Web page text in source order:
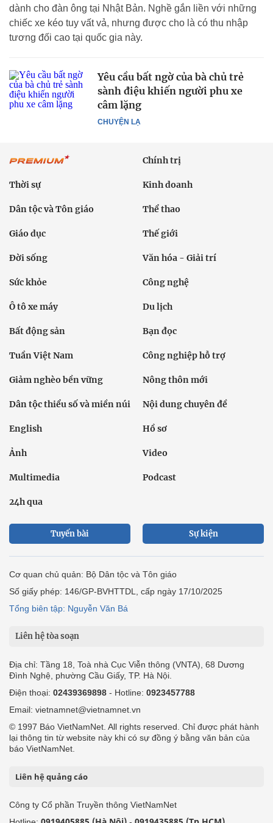
dành cho đàn ông tại Nhật Bản. Nghề gắn liền với những
chiếc xe kéo tuy vất vả, nhưng được cho là có thu nhập
tương đối cao tại quốc gia này.
CHUYỆN LẠ
Yêu cầu bất ngờ của bà chủ trẻ
sành điệu khiến người phu xe
câm lặng
Chính trị
Thời sự Kinh doanh
Dân tộc và Tôn giáo Thể thao
Giáo dục Thế giới
Đời sống Văn hóa - Giải trí
Sức khỏe Công nghệ
Ô tô xe máy Du lịch
Bất động sản Bạn đọc
Tuần Việt Nam Công nghiệp hỗ trợ
Giảm nghèo bền vững Nông thôn mới
Dân tộc thiểu số và miền núi Nội dung chuyên đề
English Hồ sơ
Ảnh Video
Multimedia Podcast
24h qua
Tuyến bài Sự kiện
Cơ quan chủ quản: Bộ Dân tộc và Tôn giáo
Số giấy phép: 146/GP-BVHTTDL, cấp ngày 17/10/2025
Tổng biên tập: Nguyễn Văn Bá
Liên hệ tòa soạn
Địa chỉ: Tầng 18, Toà nhà Cục Viễn thông (VNTA), 68 Dương
Đình Nghệ, phường Cầu Giấy, TP. Hà Nội.
Điện thoại: 02439369898 - Hotline: 0923457788
Email: vietnamnet@vietnamnet.vn
© 1997 Báo VietNamNet. All rights reserved. Chỉ được phát hành
lại thông tin từ website này khi có sự đồng ý bằng văn bản của
báo VietNamNet.
Liên hệ quảng cáo
Công ty Cổ phần Truyền thông VietNamNet